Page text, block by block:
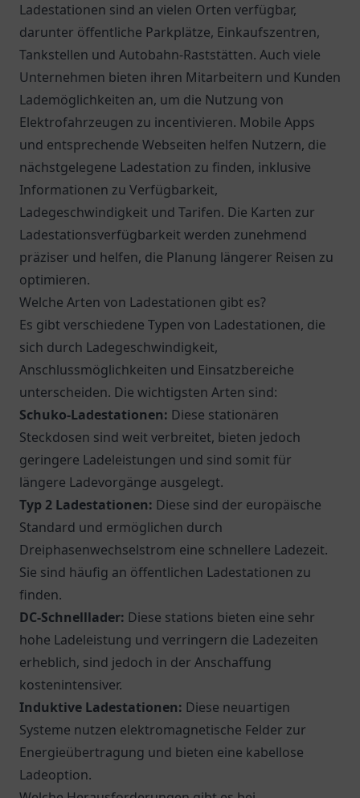
Ladestationen sind an vielen Orten verfügbar,
darunter öffentliche Parkplätze, Einkaufszentren,
Tankstellen und Autobahn-Raststätten. Auch viele
Unternehmen bieten ihren Mitarbeitern und Kunden
Lademöglichkeiten an, um die Nutzung von
Elektrofahrzeugen zu incentivieren. Mobile Apps
und entsprechende Webseiten helfen Nutzern, die
nächstgelegene Ladestation zu finden, inklusive
Informationen zu Verfügbarkeit,
Ladegeschwindigkeit und Tarifen. Die Karten zur
Ladestationsverfügbarkeit werden zunehmend
präziser und helfen, die Planung längerer Reisen zu
optimieren.
Welche Arten von Ladestationen gibt es?
Es gibt verschiedene Typen von Ladestationen, die
sich durch Ladegeschwindigkeit,
Anschlussmöglichkeiten und Einsatzbereiche
unterscheiden. Die wichtigsten Arten sind:
Schuko-Ladestationen: Diese stationären
Steckdosen sind weit verbreitet, bieten jedoch
geringere Ladeleistungen und sind somit für
längere Ladevorgänge ausgelegt.
Typ 2 Ladestationen: Diese sind der europäische
Standard und ermöglichen durch
Dreiphasenwechselstrom eine schnellere Ladezeit.
Sie sind häufig an öffentlichen Ladestationen zu
finden.
DC-Schnelllader: Diese stations bieten eine sehr
hohe Ladeleistung und verringern die Ladezeiten
erheblich, sind jedoch in der Anschaffung
kostenintensiver.
Induktive Ladestationen: Diese neuartigen
Systeme nutzen elektromagnetische Felder zur
Energieübertragung und bieten eine kabellose
Ladeoption.